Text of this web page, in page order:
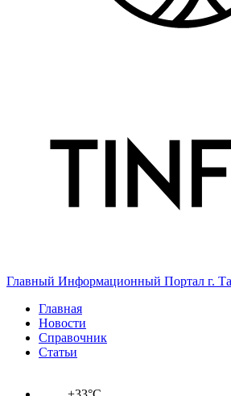
Главный Информационный Портал г.
Главная
Новости
Справочник
Статьи